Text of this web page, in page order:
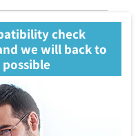
check
we will back to
possible